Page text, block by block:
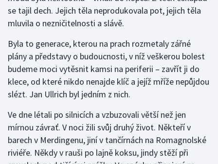
se tajil dech. Jejich těla neprodukovala pot, jejich těla
mluvila o nezničitelnosti a slávě.
Byla to generace, kterou na prach rozmetaly zářné
plány a představy o budoucnosti, v níž veškerou bolest
budeme moci vytěsnit kamsi na periferii – zavřít ji do
klece, od které nikdo nenajde klíč a jejíž mříže nepůjdou
slézt. Jan Ullrich byl jedním z nich.
Ve dne létali po silnicích a vzbuzovali větší než jen
mírnou závrať. V noci žili svůj druhý život. Někteří v
barech v Merdingenu, jiní v tančírnách na Romagnolské
riviéře. Někdy v rauši po lajně koksu, jindy stěží při